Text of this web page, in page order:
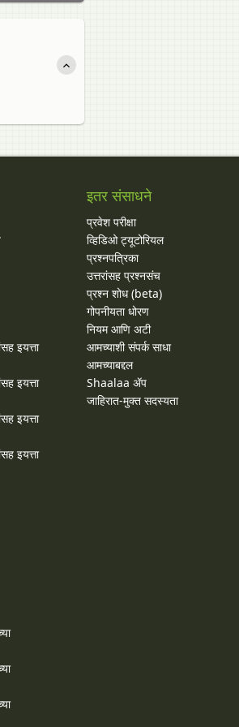
इयत्ता
इयत्ता
इयत्ता
इयत्ता
इतर संसाधने
प्रवेश परीक्षा
व्हिडिओ ट्यूटोरियल
प्रश्नपत्रिका
उत्तरांसह प्रश्नसंच
प्रश्न शोध (beta)
गोपनीयता धोरण
नियम आणि अटी
आमच्याशी संपर्क साधा
आमच्याबद्दल
Shaalaa ॲप
जाहिरात-मुक्त सदस्यता